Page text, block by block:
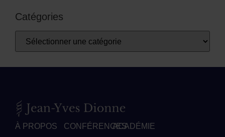
Catégories
À PROPOS
CONFÉRENCESACADÉMIE